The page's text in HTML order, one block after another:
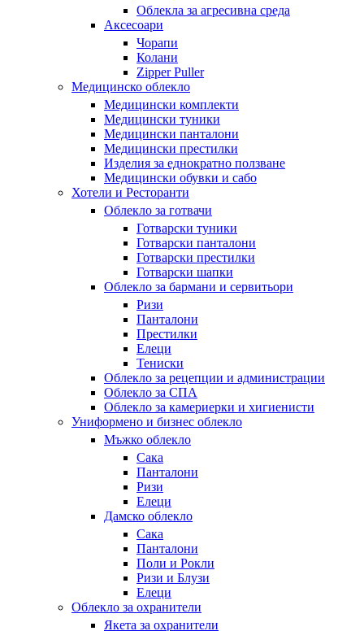
Облекла за агресивна среда
Аксесоари
Чорапи
Колани
Zipper Puller
Медицинско облекло
Медицински комплекти
Медицински туники
Медицински панталони
Медицински престилки
Изделия за еднократно ползване
Медицински обувки и сабо
Хотели и Ресторанти
Облекло за готвачи
Готварски туники
Готварски панталони
Готварски престилки
Готварски шапки
Облекло за бармани и сервитьори
Ризи
Панталони
Престилки
Елеци
Тениски
Облекло за рецепции и администрации
Облекло за СПА
Облекло за камериерки и хигиенисти
Униформено и бизнес облекло
Мъжко облекло
Сака
Панталони
Ризи
Елеци
Дамско облекло
Сака
Панталони
Поли и Рокли
Ризи и Блузи
Елеци
Облекло за охранители
Якета за охранители